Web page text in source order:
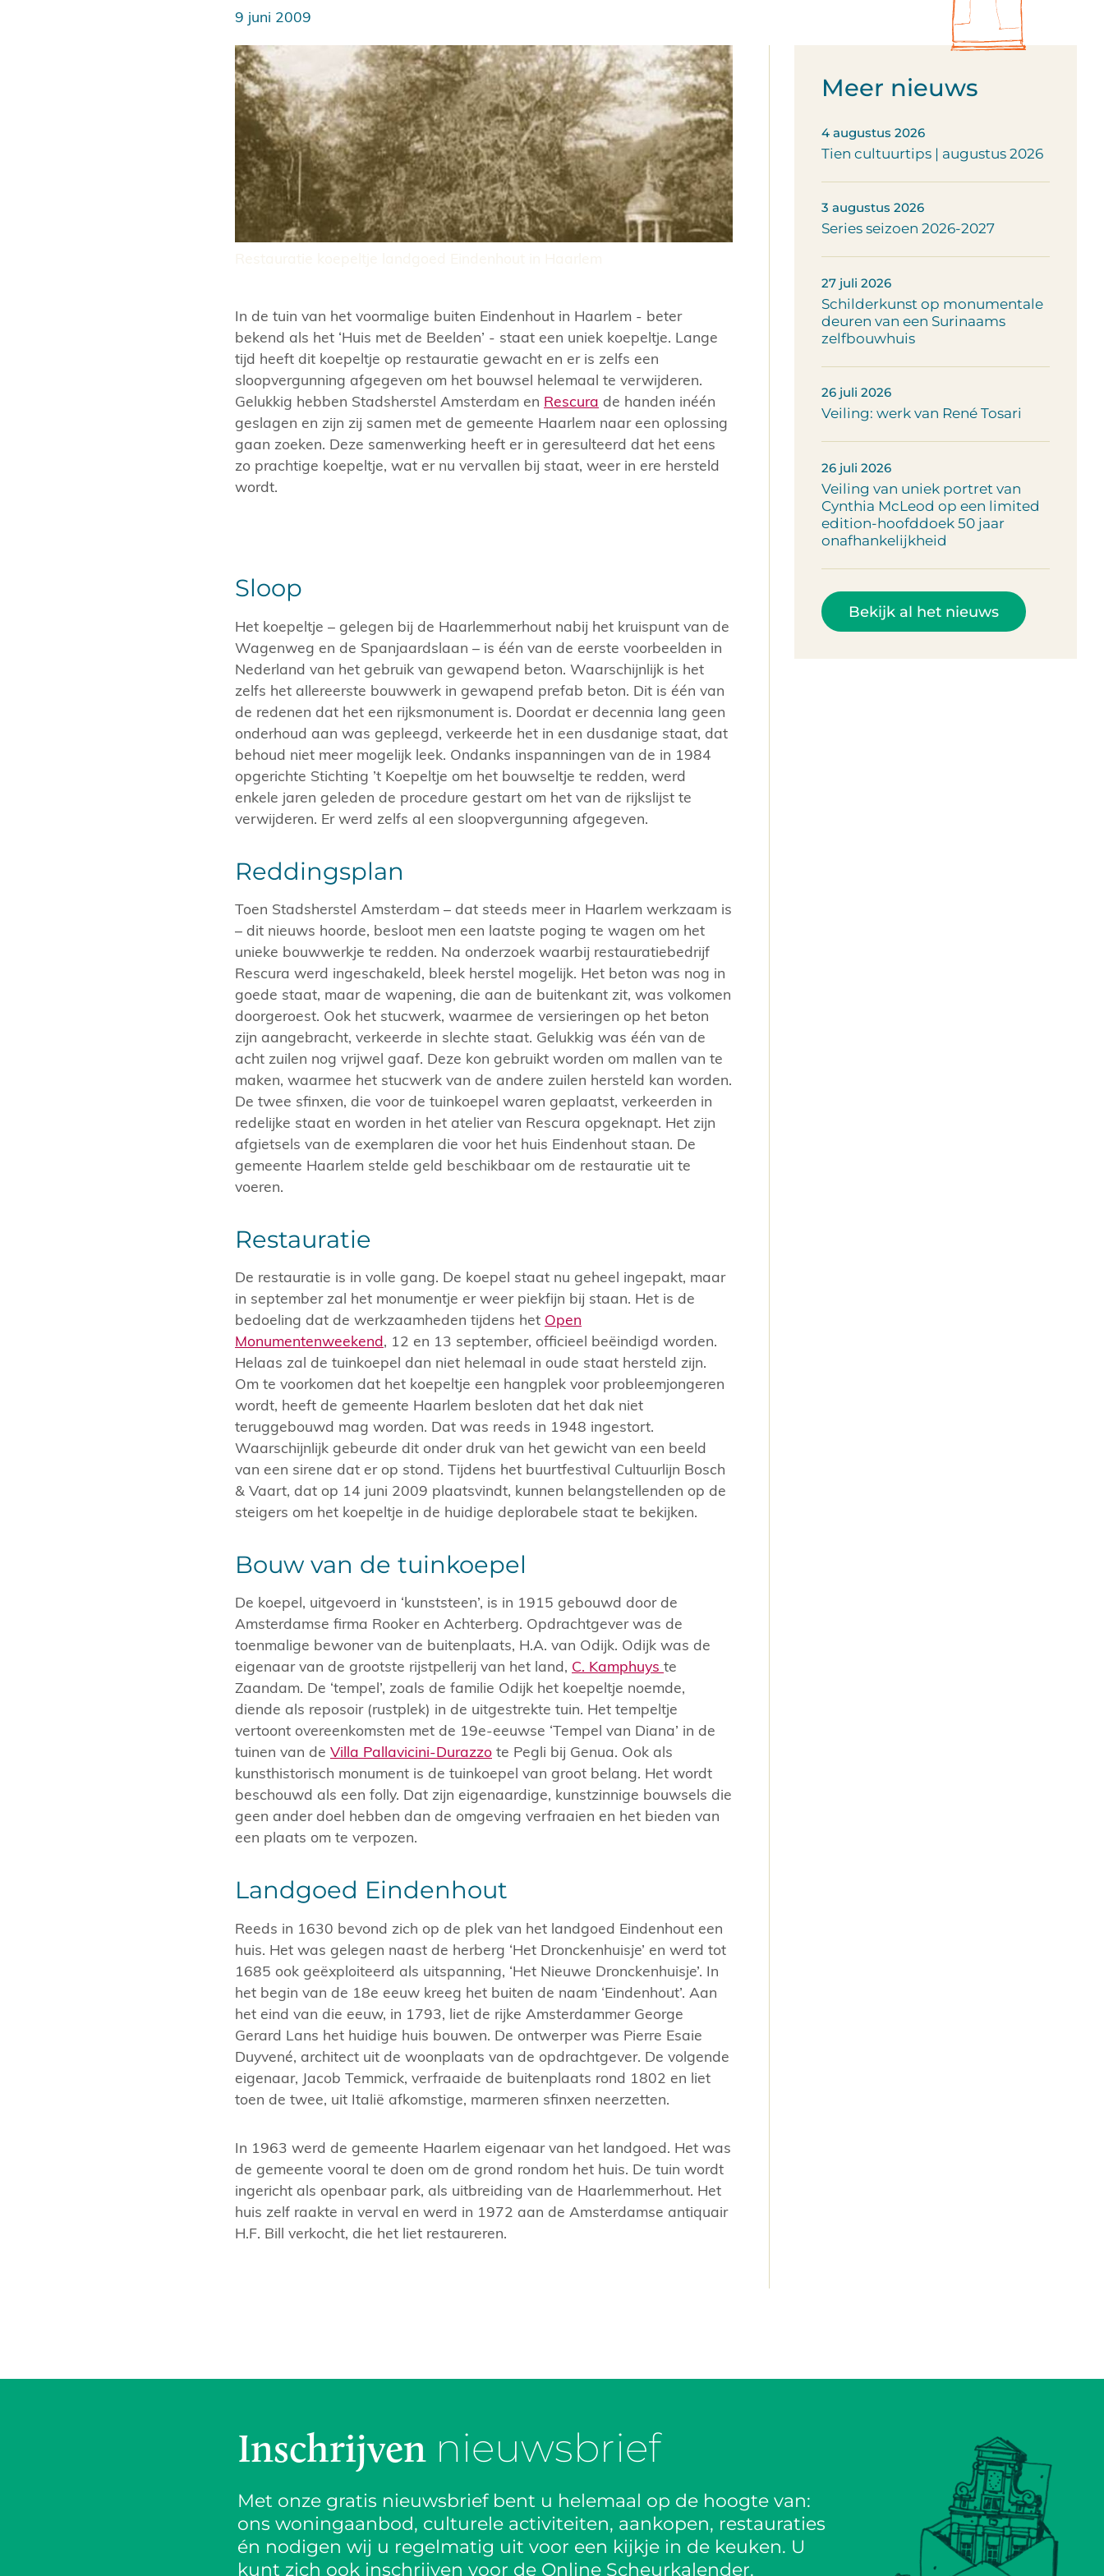
9 juni 2009
In de tuin van het voormalige buiten Eindenhout in Haarlem - beter
bekend als het ‘Huis met de Beelden’ - staat een uniek koepeltje. Lange
tijd heeft dit koepeltje op restauratie gewacht en er is zelfs een
sloopvergunning afgegeven om het bouwsel helemaal te verwijderen.
Gelukkig hebben Stadsherstel Amsterdam en Rescura de handen inéén
geslagen en zijn zij samen met de gemeente Haarlem naar een oplossing
gaan zoeken. Deze samenwerking heeft er in geresulteerd dat het eens
zo prachtige koepeltje, wat er nu vervallen bij staat, weer in ere hersteld
wordt.
Sloop
Het koepeltje – gelegen bij de Haarlemmerhout nabij het kruispunt van de
Wagenweg en de Spanjaardslaan – is één van de eerste voorbeelden in
Nederland van het gebruik van gewapend beton. Waarschijnlijk is het
zelfs het allereerste bouwwerk in gewapend prefab beton. Dit is één van
de redenen dat het een rijksmonument is. Doordat er decennia lang geen
onderhoud aan was gepleegd, verkeerde het in een dusdanige staat, dat
behoud niet meer mogelijk leek. Ondanks inspanningen van de in 1984
opgerichte Stichting ’t Koepeltje om het bouwseltje te redden, werd
enkele jaren geleden de procedure gestart om het van de rijkslijst te
verwijderen. Er werd zelfs al een sloopvergunning afgegeven.
Reddingsplan
Toen Stadsherstel Amsterdam – dat steeds meer in Haarlem werkzaam is
– dit nieuws hoorde, besloot men een laatste poging te wagen om het
unieke bouwwerkje te redden. Na onderzoek waarbij restauratiebedrijf
Rescura werd ingeschakeld, bleek herstel mogelijk. Het beton was nog in
goede staat, maar de wapening, die aan de buitenkant zit, was volkomen
doorgeroest. Ook het stucwerk, waarmee de versieringen op het beton
zijn aangebracht, verkeerde in slechte staat. Gelukkig was één van de
acht zuilen nog vrijwel gaaf. Deze kon gebruikt worden om mallen van te
maken, waarmee het stucwerk van de andere zuilen hersteld kan worden.
De twee sfinxen, die voor de tuinkoepel waren geplaatst, verkeerden in
redelijke staat en worden in het atelier van Rescura opgeknapt. Het zijn
afgietsels van de exemplaren die voor het huis Eindenhout staan. De
gemeente Haarlem stelde geld beschikbaar om de restauratie uit te
voeren.
Restauratie
De restauratie is in volle gang. De koepel staat nu geheel ingepakt, maar
in september zal het monumentje er weer piekfijn bij staan. Het is de
bedoeling dat de werkzaamheden tijdens het Open
Monumentenweekend, 12 en 13 september, officieel beëindigd worden.
Helaas zal de tuinkoepel dan niet helemaal in oude staat hersteld zijn.
Om te voorkomen dat het koepeltje een hangplek voor probleemjongeren
wordt, heeft de gemeente Haarlem besloten dat het dak niet
teruggebouwd mag worden. Dat was reeds in 1948 ingestort.
Waarschijnlijk gebeurde dit onder druk van het gewicht van een beeld
van een sirene dat er op stond. Tijdens het buurtfestival Cultuurlijn Bosch
& Vaart, dat op 14 juni 2009 plaatsvindt, kunnen belangstellenden op de
steigers om het koepeltje in de huidige deplorabele staat te bekijken.
Bouw van de tuinkoepel
De koepel, uitgevoerd in ‘kunststeen’, is in 1915 gebouwd door de
Amsterdamse firma Rooker en Achterberg. Opdrachtgever was de
toenmalige bewoner van de buitenplaats, H.A. van Odijk. Odijk was de
eigenaar van de grootste rijstpellerij van het land, C. Kamphuys te
Zaandam. De ‘tempel’, zoals de familie Odijk het koepeltje noemde,
diende als reposoir (rustplek) in de uitgestrekte tuin. Het tempeltje
vertoont overeenkomsten met de 19e-eeuwse ‘Tempel van Diana’ in de
tuinen van de Villa Pallavicini-Durazzo te Pegli bij Genua. Ook als
kunsthistorisch monument is de tuinkoepel van groot belang. Het wordt
beschouwd als een folly. Dat zijn eigenaardige, kunstzinnige bouwsels die
geen ander doel hebben dan de omgeving verfraaien en het bieden van
een plaats om te verpozen.
Landgoed Eindenhout
Reeds in 1630 bevond zich op de plek van het landgoed Eindenhout een
huis. Het was gelegen naast de herberg ‘Het Dronckenhuisje’ en werd tot
1685 ook geëxploiteerd als uitspanning, ‘Het Nieuwe Dronckenhuisje’. In
het begin van de 18e eeuw kreeg het buiten de naam ‘Eindenhout’. Aan
het eind van die eeuw, in 1793, liet de rijke Amsterdammer George
Gerard Lans het huidige huis bouwen. De ontwerper was Pierre Esaie
Duyvené, architect uit de woonplaats van de opdrachtgever. De volgende
eigenaar, Jacob Temmick, verfraaide de buitenplaats rond 1802 en liet
toen de twee, uit Italië afkomstige, marmeren sfinxen neerzetten.
In 1963 werd de gemeente Haarlem eigenaar van het landgoed. Het was
de gemeente vooral te doen om de grond rondom het huis. De tuin wordt
ingericht als openbaar park, als uitbreiding van de Haarlemmerhout. Het
huis zelf raakte in verval en werd in 1972 aan de Amsterdamse antiquair
H.F. Bill verkocht, die het liet restaureren.
Meer nieuws
4 augustus 2026
Tien cultuurtips | augustus 2026
3 augustus 2026
Series seizoen 2026-2027
27 juli 2026
Schilderkunst op monumentale
deuren van een Surinaams
zelfbouwhuis
26 juli 2026
Veiling: werk van René Tosari
26 juli 2026
Veiling van uniek portret van
Cynthia McLeod op een limited
edition-hoofddoek 50 jaar
onafhankelijkheid
Bekijk al het nieuws
Inschrijven nieuwsbrief
Met onze gratis nieuwsbrief bent u helemaal op de hoogte van:
ons woningaanbod, culturele activiteiten, aankopen, restauraties
én nodigen wij u regelmatig uit voor een kijkje in de keuken. U
kunt zich ook inschrijven voor de Online Scheurkalender.